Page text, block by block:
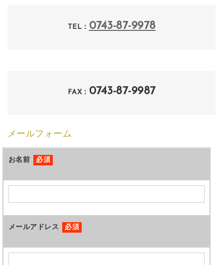
TEL： 0743-87-9978
FAX： 0743-87-9987
メールフォーム
お名前 必須
メールアドレス 必須